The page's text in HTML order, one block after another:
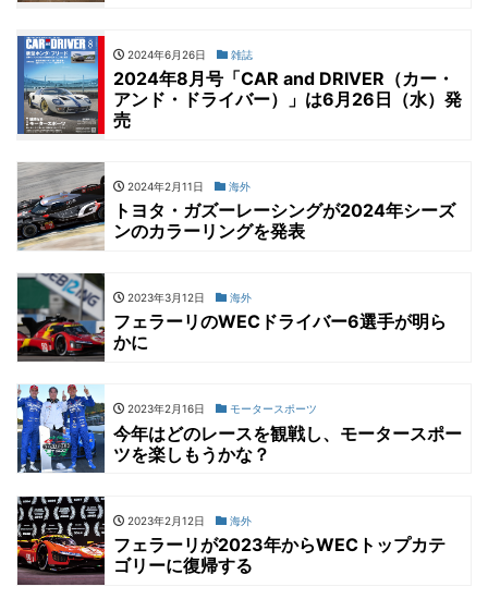
2024年6月26日 雑誌
2024年8月号「CAR and DRIVER（カー・
アンド・ドライバー）」は6月26日（水）発
売
2024年2月11日 海外
トヨタ・ガズーレーシングが2024年シーズ
ンのカラーリングを発表
2023年3月12日 海外
フェラーリのWECドライバー6選手が明ら
かに
2023年2月16日 モータースポーツ
今年はどのレースを観戦し、モータースポー
ツを楽しもうかな？
2023年2月12日 海外
フェラーリが2023年からWECトップカテ
ゴリーに復帰する